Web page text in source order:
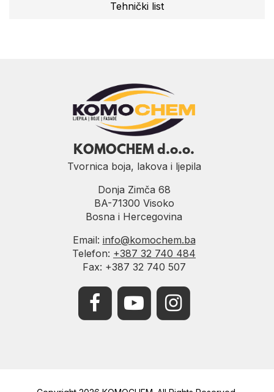
Tehnički list
KOMOCHEM d.o.o.
Tvornica boja, lakova i ljepila
Donja Zimča 68
BA-71300 Visoko
Bosna i Hercegovina
Email: info@komochem.ba
Telefon: +387 32 740 484
Fax: +387 32 740 507